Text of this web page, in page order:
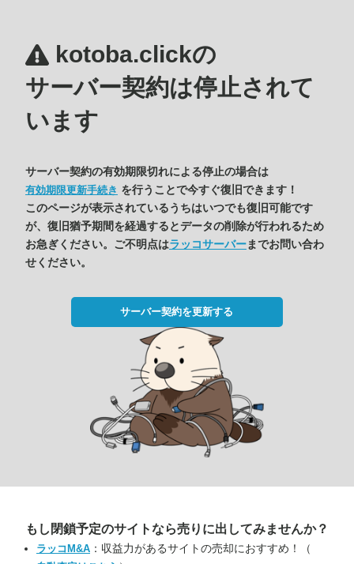
kotoba.clickの
サーバー契約は停止されて
います
サーバー契約の有効期限切れによる停止の場合は
有効期限更新手続き を行うことで今すぐ復旧できます！
このページが表示されているうちはいつでも復旧可能です
が、復旧猶予期間を経過するとデータの削除が行われるため
お急ぎください。ご不明点はラッコサーバーまでお問い合わ
せください。
サーバー契約を更新する
もし閉鎖予定のサイトなら売りに出してみませんか？
ラッコM&A ：収益力があるサイトの売却におすすめ！（